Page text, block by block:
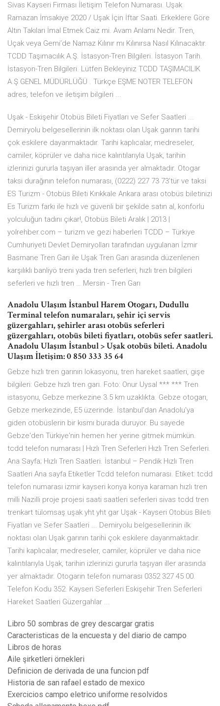
Sivas Kayseri Firması İletişim Telefon Numarası. Uşak
Ramazan İmsakiye 2020 / Uşak İçin İftar Saati. Erkeklere Göre
Altın Takıları İmal Etmek Caiz mi. Avam Anlamı Nedir. Tren,
Uçak veya Gemi’de Namaz Kılınır mı Kılınırsa Nasıl Kılınacaktır.
TCDD Taşımacılık A.Ş. İstasyon-Tren Bilgileri. İstasyon Tarih.
İstasyon-Tren Bilgileri. Lütfen Bekleyiniz TCDD TAŞIMACILIK
A.Ş GENEL MÜDÜRLÜĞÜ . Türkçe EŞME NOTER TELEFON
adres, telefon ve iletişim bilgileri ...
Uşak - Eskişehir Otobüs Bileti Fiyatları ve Sefer Saatleri ...
Demiryolu belgesellerinin ilk noktası olan Uşak garının tarihi
çok eskilere dayanmaktadır. Tarihi kaplıcalar, medreseler,
camiler, köprüler ve daha nice kalıntılarıyla Uşak, tarihin
izlerinizi gururla taşıyan iller arasında yer almaktadır. Otogar
taksi durağının telefon numarası, (0222) 227 73 73’tür ve taksi
ES Turizm - Otobüs Bileti Kırıkkale Ankara arası otobüs biletinizi
Es Turizm farkı ile hızlı ve güvenli bir şekilde satın al, konforlu
yolculuğun tadını çıkar!, Otobüs Bileti Aralık | 2013 |
yolrehber.com – turizm ve gezi haberleri TCDD – Türkiye
Cumhuriyeti Devlet Demiryolları tarafından uygulanan İzmir
Basmane Tren Garı ile Uşak Tren Garı arasında düzenlenen
karşılıklı banliyö treni yada tren seferleri, hızlı tren bilgileri
seferleri ve hızlı tren … Mersin - Tren Garı
Anadolu Ulaşım İstanbul Harem Otogarı, Dudullu
Terminal telefon numaraları, şehir içi servis
güzergahları, şehirler arası otobüs seferleri
güzergahları, otobüs bileti fiyatları, otobüs sefer saatleri.
Anadolu Ulaşım İstanbul > Uşak otobüs bileti. Anadolu
Ulaşım İletişim: 0 850 333 35 64
Gebze hızlı tren garının lokasyonu, tren hareket saatleri, gişe
bilgileri: Gebze hızlı tren garı. Foto: Onur Uysal *** *** Tren
istasyonu, Gebze merkezine 3.5 km uzaklıkta. Gebze otogarı,
Gebze merkezinde, E5 üzerinde. İstanbul'dan Anadolu'ya
giden otobüslerin bir kısmı burada duruyor. Bu sayede
Gebze'den Türkiye'nin hemen her yerine gitmek mümkün.
tcdd telefon numarası | Hızlı Tren Seferleri Hızlı Tren Seferleri.
Ana Sayfa; Hızlı Tren Saatleri. İstanbul – Pendik Hızlı Tren
Saatleri Ana sayfa Etiketler Tcdd telefon numarası. Etiket: tcdd
telefon numarası izmir kayseri konya konya karaman hızlı tren
milli Nazilli proje projesi saati saatleri seferleri sivas tcdd tren
trenkart tülomsaş uşak yht yht gar Uşak - Kayseri Otobüs Bileti
Fiyatları ve Sefer Saatleri ... Demiryolu belgesellerinin ilk
noktası olan Uşak garının tarihi çok eskilere dayanmaktadır.
Tarihi kaplıcalar, medreseler, camiler, köprüler ve daha nice
kalıntılarıyla Uşak, tarihin izlerinizi gururla taşıyan iller arasında
yer almaktadır. Otogarın telefon numarası 0352 327 45 00.
Telefon Kodu 352. Kayseri Seferleri Eskişehir Tren Seferleri
Hareket Saatleri Güzergahlar ...
Libro 50 sombras de grey descargar gratis
Caracteristicas de la encuesta y del diario de campo
Libros de horas
Aile şirketleri örnekleri
Definicion de derivada de una funcion pdf
Historia de san rafael estado de mexico
Exercicios campo eletrico uniforme resolvidos